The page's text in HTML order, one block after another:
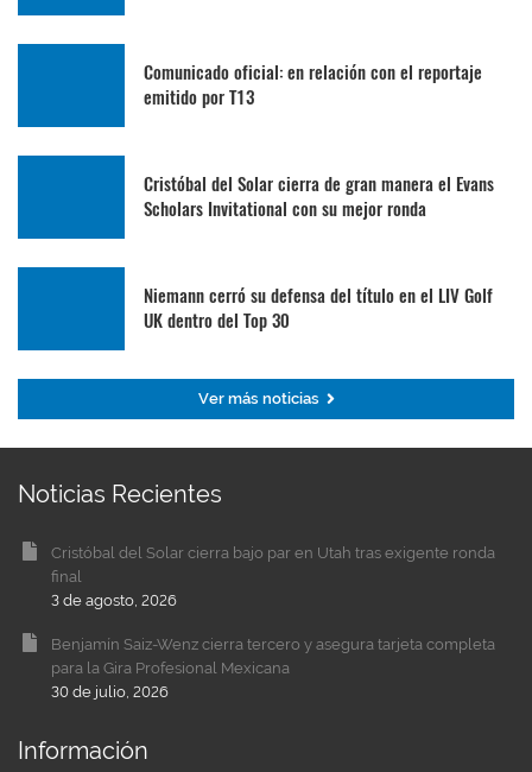
Comunicado oficial: en relación con el reportaje
emitido por T13
Cristóbal del Solar cierra de gran manera el Evans
Scholars Invitational con su mejor ronda
Niemann cerró su defensa del título en el LIV Golf
UK dentro del Top 30
Ver más noticias
Noticias Recientes
Cristóbal del Solar cierra bajo par en Utah tras exigente ronda
final
3 de agosto, 2026
Benjamín Saiz-Wenz cierra tercero y asegura tarjeta completa
para la Gira Profesional Mexicana
30 de julio, 2026
Información